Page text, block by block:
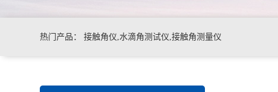
热门产品： 接触角仪,水滴角测试仪,接触角测量仪